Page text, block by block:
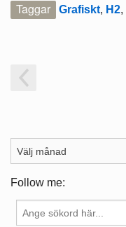
Taggar Grafiskt, H2,
Follow me: